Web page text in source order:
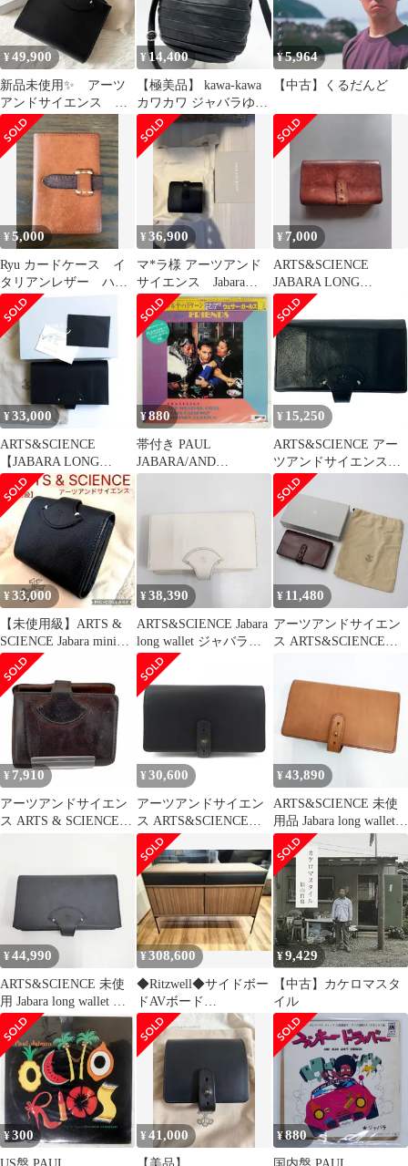
¥49,900
新品未使用✨ アーツ
アンドサイエンス ジ
ャバラショートウォレ
ット ブラック
¥14,400
【極美品】 kawa-kawa
カワカワ ジャバラゆた
んぽ 2way ショルダー
¥5,964
【中古】くるだんど
¥5,000
Ryu カードケース イ
タリアンレザー ハン
ドメイド
¥36,900
マ*ラ様 アーツアンド
サイエンス Jabara
short wallet
¥ 7,000
ARTS&SCIENCE
JABARA LONG
WALLET 長財布
¥33,000
ARTS&SCIENCE
【JABARA LONG
WALLET】2207254
¥880
帯付き PAUL
JABARA/AND
¥ 15,250
ARTS&SCIENCE アー
ツアンドサイエンス
jabara long wallet ジャバ
ラロングウォレット 長
財布 ブラック
¥33,000
【未使用級】ARTS &
SCIENCE Jabara mini
wallet
¥38,390
ARTS&SCIENCE Jabara
long wallet ジャバラロ
ングウォレット 長財布
オフホワイト レディー
ス アーツ&サイエンス
【中古】6-0710G♪
¥ 11,480
アーツアンドサイエン
ス ARTS&SCIENCE
ラロングウォレット カ
ウレザー/ブラウン 長財
布【2400013709415】
¥ 7,910
アーツアンドサイエン
ス ARTS & SCIENCE
¥ 30,600
アーツアンドサイエン
ス ARTS&SCIENCE
WALLET
¥43,890
ARTS&SCIENCE 未使
用品 Jabara long wallet
084W002896 牛革 長財
布 キャメル レディース
アーツ&サイエンス
【中古】6-0713G◎
¥44,990
ARTS&SCIENCE 未使
用 Jabara long wallet ジ
ャバラロングウォレッ
ト 長財布 ネイビー レ
ディース アーツ&サイ
エンス【中古】6-
0710G♪
¥308,600
◆Ritzwell◆サイドボー
ドAVボード
◆JABARA◆PYD05-
4◆
¥9,429
【中古】カケロマスタ
イル
¥300 ¥41,000 ¥880